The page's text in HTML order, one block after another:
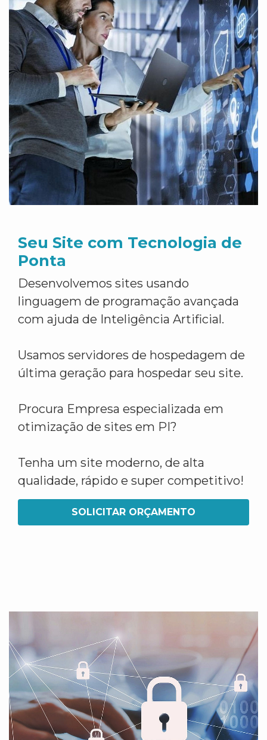
Seu Site com Tecnologia de
Ponta
Desenvolvemos sites usando
linguagem de programação avançada
com ajuda de Inteligência Artificial.
Usamos servidores de hospedagem de
última geração para hospedar seu site.
Procura Empresa especializada em
otimização de sites em PI?
Tenha um site moderno, de alta
qualidade, rápido e super competitivo!
SOLICITAR ORÇAMENTO